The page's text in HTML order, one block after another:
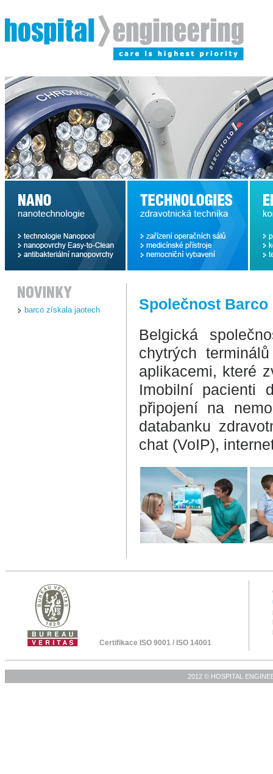
barco získala jaotech
Společnost
Belgická
chytrých
aplikacemi, které
Imobilní pacienti
připojení na
databanku
chat (VoIP),
Certifikace ISO 9001 / ISO 14001
2012 © HOSPITAL